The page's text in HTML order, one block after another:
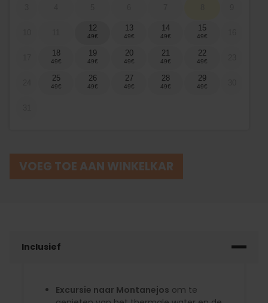
12 13 14 15
18 19 20 21 22
25 26 27 28 29
VOEG TOE AAN WINKELKAR
Inclusief
Excursie naar Montanejos om te